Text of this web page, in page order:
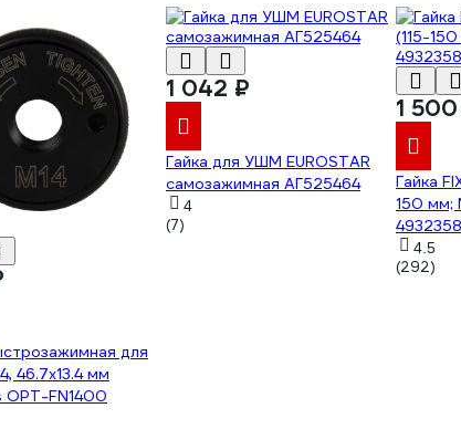
для
46.7x13.4 мм
FN1400
1 042 ₽
Гайка для УШМ EUROSTAR
самозажимная АГ525464
4
(7)
1
Гайка
150 мм;
4.5
(292)